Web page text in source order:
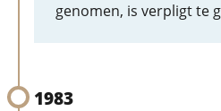
genomen, is verpligt te
1983